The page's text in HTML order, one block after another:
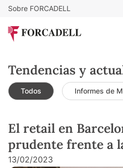
Sobre FORCADELL
Tendencias y
Todos Informes de
El retail en
prudente frente a
13/02/2023